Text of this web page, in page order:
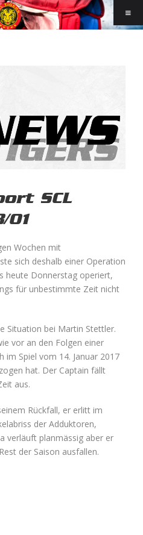
SCL
01
Wochen mit
sich deshalb einer Operation
heute Donnerstag operiert,
für unbestimmte Zeit nicht
Situation bei Martin Stettler.
vor an den Folgen einer
im Spiel vom 14. Januar 2017
hat. Der Captain fällt
aus.
Rückfall, er erlitt im
der Adduktoren,
verläuft planmässig aber er
der Saison ausfallen.